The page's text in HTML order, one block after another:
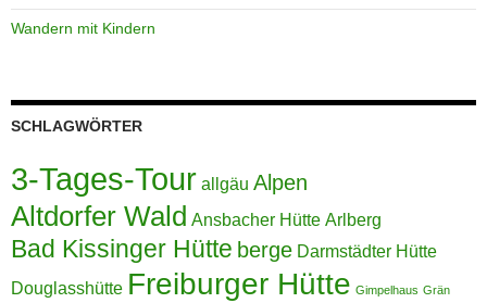
Wandern mit Kindern
SCHLAGWÖRTER
3-Tages-Tour allgäu Alpen
Altdorfer Wald Ansbacher Hütte Arlberg
Bad Kissinger Hütte berge Darmstädter Hütte
Douglasshütte Freiburger Hütte Gimpelhaus Grän